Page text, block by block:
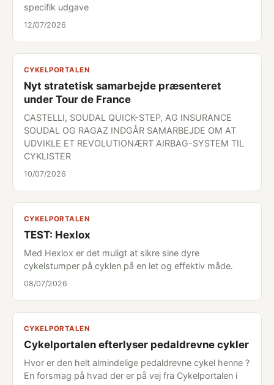
specifik udgave
12/07/2026
CYKELPORTALEN
Nyt stratetisk samarbejde præsenteret
under Tour de France
CASTELLI, SOUDAL QUICK-STEP, AG INSURANCE
SOUDAL OG RAGAZ INDGÅR SAMARBEJDE OM AT
UDVIKLE ET REVOLUTIONÆRT AIRBAG-SYSTEM TIL
CYKLISTER
10/07/2026
CYKELPORTALEN
TEST: Hexlox
Med Hexlox er det muligt at sikre sine dyre
cykelstumper på cyklen på en let og effektiv måde.
08/07/2026
CYKELPORTALEN
Cykelportalen efterlyser pedaldrevne cykler
Hvor er den helt almindelige pedaldrevne cykel henne ?
En forsmag på hvad der er på vej fra Cykelportalen i